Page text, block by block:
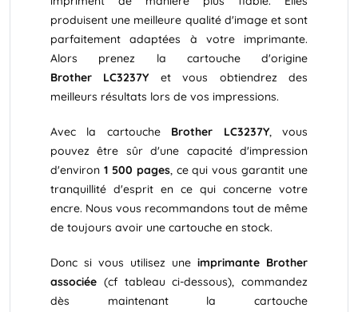
produisent une meilleure qualité d'image et sont
parfaitement adaptées à votre imprimante.
Alors prenez la cartouche d'origine
Brother LC3237Y et vous obtiendrez des
meilleurs résultats lors de vos impressions.
Avec la cartouche Brother LC3237Y, vous
pouvez être sûr d'une capacité d'impression
d'environ 1 500 pages, ce qui vous garantit une
tranquillité d'esprit en ce qui concerne votre
encre. Nous vous recommandons tout de même
de toujours avoir une cartouche en stock.
Donc si vous utilisez une imprimante Brother
associée (cf tableau ci-dessous), commandez
dès maintenant la cartouche